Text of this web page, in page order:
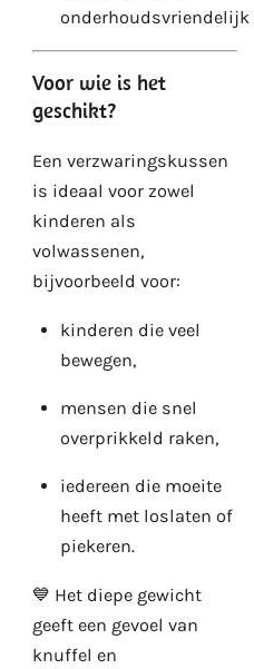
onderhoudsvriendelijk
Voor wie is het
geschikt?
Een verzwaringskussen
is ideaal voor zowel
kinderen als
volwassenen,
bijvoorbeeld voor:
kinderen die veel
bewegen,
mensen die snel
overprikkeld raken,
iedereen die moeite
heeft met loslaten of
piekeren.
💙 Het diepe gewicht
geeft een gevoel van
knuffel en